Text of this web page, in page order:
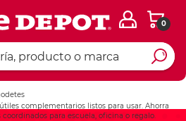
0
complementarios listos para usar. Ahorra
para escuela, oficina o regalo.
Ingresar Codigo